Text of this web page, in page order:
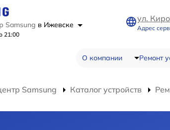
Samsung в Ижевске
21:00
ул.
Адрес
О компании Ремонт
Samsung Каталог устройств